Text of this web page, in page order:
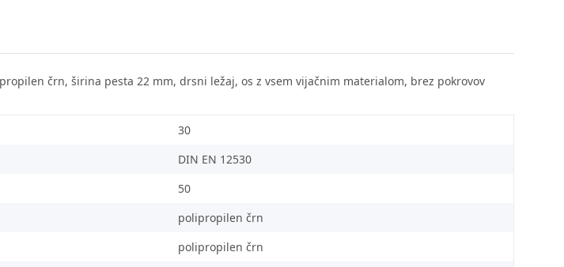
črn, širina pesta 22 mm, drsni ležaj, os z vsem vijačnim materialom, brez pokrovov
30
DIN EN 12530
50
polipropilen črn
polipropilen črn